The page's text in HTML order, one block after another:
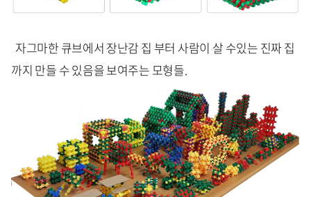
자그마한 큐브에서 장난감 집 부터 사람이 살 수있는 진짜 집
까지 만들 수 있음을 보여주는 모형들.